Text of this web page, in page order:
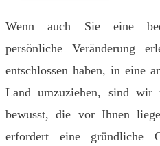
Wenn auch Sie eine
persönliche Veränderung
entschlossen haben, in eine
Land umzuziehen, sind wir
bewusst, die vor Ihnen
erfordert eine gründliche